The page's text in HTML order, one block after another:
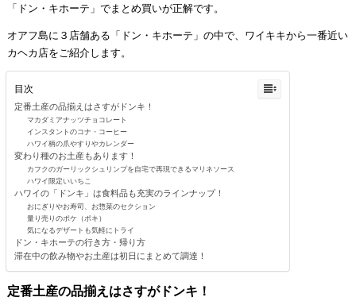
「ドン・キホーテ」でまとめ買いが正解です。
オアフ島に３店舗ある「ドン・キホーテ」の中で、ワイキキから一番近い
カヘカ店をご紹介します。
目次
定番土産の品揃えはさすがドンキ！
マカダミアナッツチョコレート
インスタントのコナ・コーヒー
ハワイ柄の爪やすりやカレンダー
変わり種のお土産もあります！
カフクのガーリックシュリンプを自宅で再現できるマリネソース
ハワイ限定いいちこ
ハワイの「ドンキ」は食料品も充実のラインナップ！
おにぎりやお寿司、お惣菜のセクション
量り売りのポケ（ポキ）
気になるデザートも気軽にトライ
ドン・キホーテの行き方・帰り方
滞在中の飲み物やお土産は初日にまとめて調達！
定番土産の品揃えはさすがドンキ！